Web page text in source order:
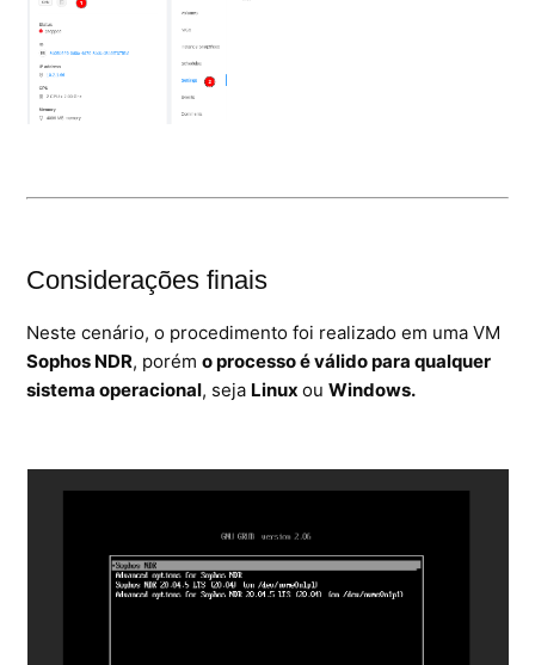
Considerações finais
Neste cenário, o procedimento foi realizado em uma VM
Sophos NDR, porémo processo é válido para qualquer
sistema operacional, seja LinuxouWindows.